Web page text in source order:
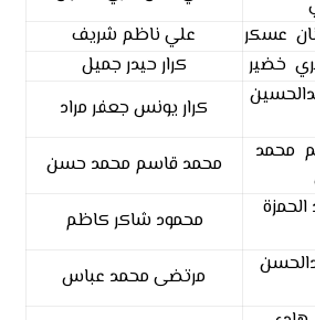
عسكر
علي ناظم شريف
خضير
كرار حيدر جميل
كرار يونس جعفر مراد
محمد
محمد قاسم محمد حسن
محمود شاكر كاظم
مرتضى محمد عباس